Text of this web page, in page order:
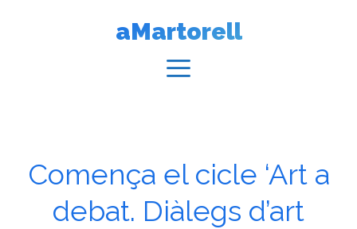
aMartorell
Comença el cicle ‘Art a
debat. Diàlegs d’art